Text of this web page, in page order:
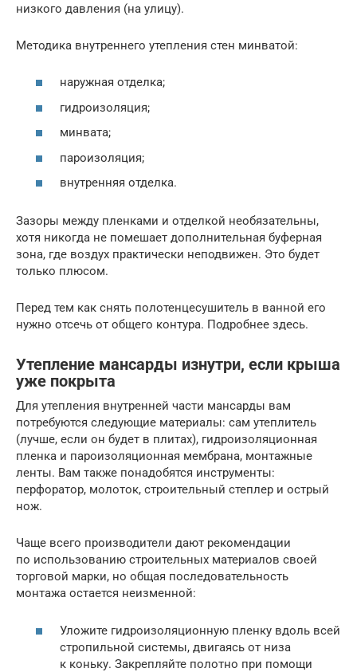
низкого давления (на улицу).
Методика внутреннего утепления стен минватой:
наружная отделка;
гидроизоляция;
минвата;
пароизоляция;
внутренняя отделка.
Зазоры между пленками и отделкой необязательны,
хотя никогда не помешает дополнительная буферная
зона, где воздух практически неподвижен. Это будет
только плюсом.
Перед тем как снять полотенцесушитель в ванной его
нужно отсечь от общего контура. Подробнее здесь.
Утепление мансарды изнутри, если крыша
уже покрыта
Для утепления внутренней части мансарды вам
потребуются следующие материалы: сам утеплитель
(лучше, если он будет в плитах), гидроизоляционная
пленка и пароизоляционная мембрана, монтажные
ленты. Вам также понадобятся инструменты:
перфоратор, молоток, строительный степлер и острый
нож.
Чаще всего производители дают рекомендации
по использованию строительных материалов своей
торговой марки, но общая последовательность
монтажа остается неизменной:
Уложите гидроизоляционную пленку вдоль всей
стропильной системы, двигаясь от низа
к коньку. Закрепляйте полотно при помощи